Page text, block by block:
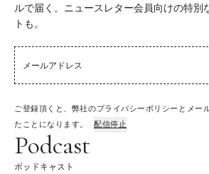
ルで届く。ニュースレター会員向けの特別
トも。
ご登録頂くと、弊社のプライバシーポリシーとメー
たことになります。
配信停止
Podcast
ポッドキャスト